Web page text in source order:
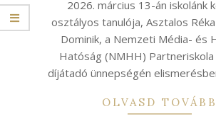
2026. március 13-án iskolánk
osztályos tanulója, Asztalos
Dominik, a Nemzeti Média- és
Hatóság (NMHH)
díjátadó ünnepségén
OLVASD TOVÁBB